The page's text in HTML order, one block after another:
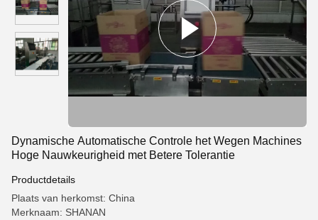
Dynamische Automatische Controle het Wegen Machines
Hoge Nauwkeurigheid met Betere Tolerantie
Productdetails
Plaats van herkomst: China
Merknaam: SHANAN